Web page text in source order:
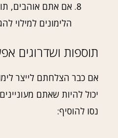
אם אתם אוהבים,
הלימונים למילוי
תוספות ושדרוגים
אם כבר הצלחתם לייצר
יכול להיות שאתם
נסו להוסיף: